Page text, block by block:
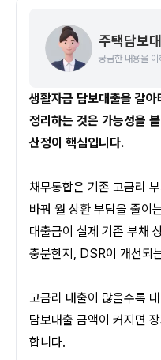
주택담보
궁금한 내용을
생활자금 담보대출을 갈아
정리하는 것은 가능성을
산정이 핵심입니다.
채무통합은 기존 고금리
바꿔 월 상환 부담을 줄이
대출금이 실제 기존 부채
충분한지, DSR이 개선되
고금리 대출이 많을수록
담보대출 금액이 커지면
합니다.